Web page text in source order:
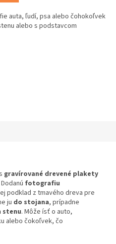
auta, ľudí, psa alebo čohokoľvek
alebo s podstavcom
gravírované drevené plakety
fotografiu
podklad z tmavého dreva pre
ju do stojana, prípadne
stenu. Môže ísť o auto,
alebo čokoľvek, čo